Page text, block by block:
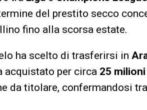
del prestito secco
fino alla scorsa estate.
ha scelto di trasferirsi in
acquistato per circa 25
da titolare, confermandosi